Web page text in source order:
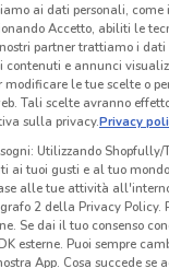
ai dati personali,
Accetto, abiliti le
partner trattiamo i
e annunci
le tue scelte o
Tali scelte avranno
sulla privacy.Privacy
Utilizzando Shopfully/
tuoi gusti e al tuo
alle tue attività
2 della Privacy Policy.
Se dai il tuo consenso
esterne. Puoi sempre
App. Cosa succede se